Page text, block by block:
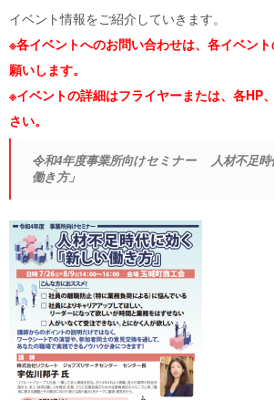
イベント情報をご紹介していきます。
※各イベントへのお問い合わせは、各イベン
願いします。
※イベントの詳細はフライヤーまたは、各HP
さい。
令和4年度事業所向けセミナー 人材不足時
働き方」